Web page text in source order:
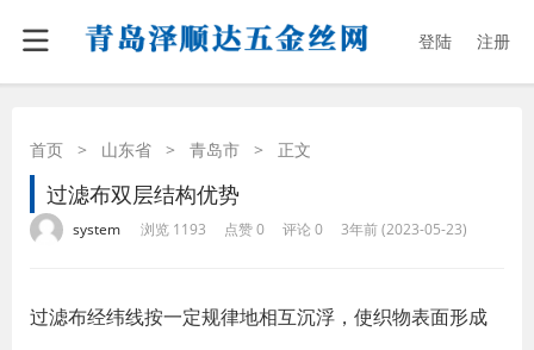
登陆 注册
首页 > 山东省 > 青岛市 > 正文
过滤布双层结构优势
system 浏览 1193 点赞 0 评论 0 3年前 (2023-05-23)
过滤布经纬线按一定规律地相互沉浮，使织物表面形成